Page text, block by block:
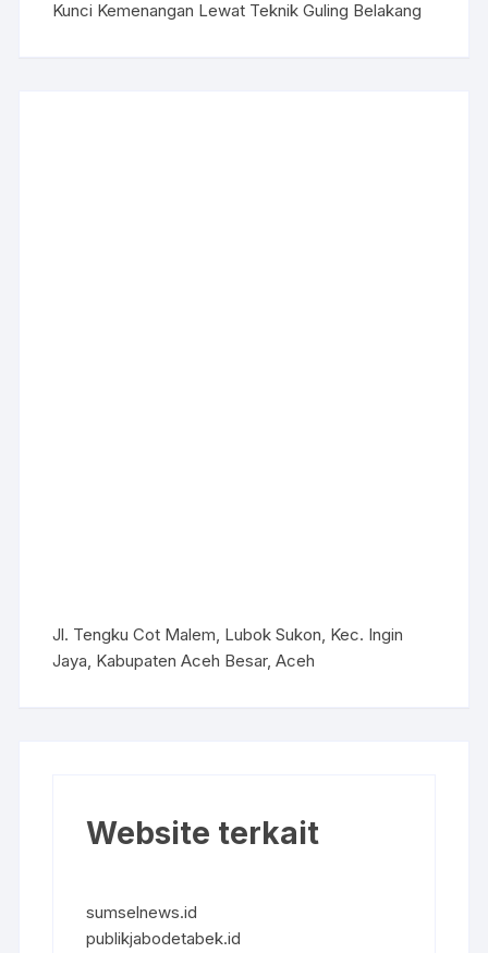
Kunci Kemenangan Lewat Teknik Guling Belakang
Jl. Tengku Cot Malem, Lubok Sukon, Kec. Ingin
Jaya, Kabupaten Aceh Besar, Aceh
Website terkait
sumselnews.id
publikjabodetabek.id